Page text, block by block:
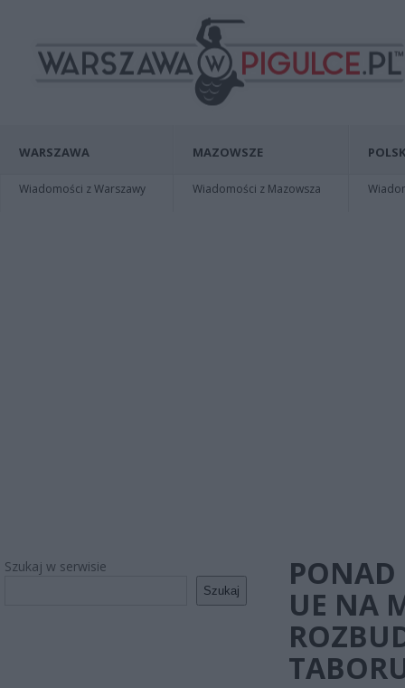
WARSZAWA
Wiadomości z Warszawy
MAZOWSZE
Wiadomości z Mazowsza
Szukaj w serwisie
Szukaj
PONAD
UE NA